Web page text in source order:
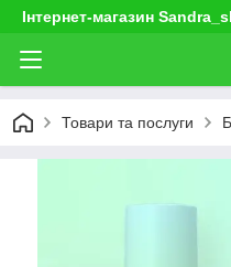
Інтернет-магазин
Товари та послуги